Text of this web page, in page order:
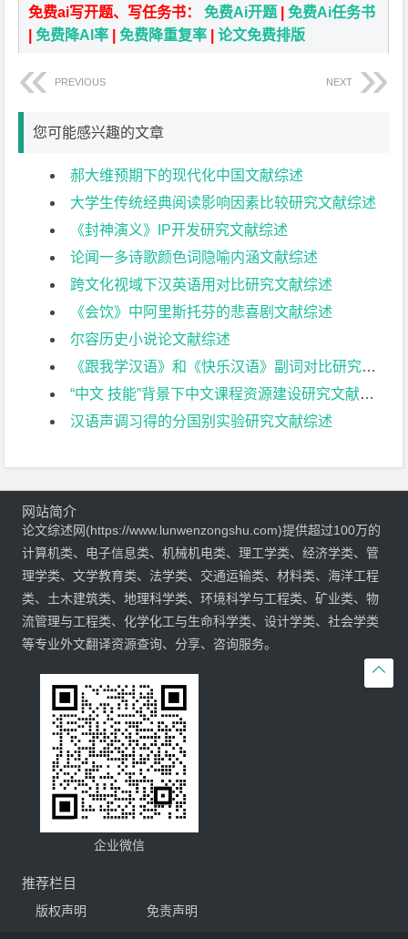
免费ai写开题、写任务书：免费Ai开题 |免费Ai任务书
|免费降AI率 |免费降重复率 |论文免费排版
PREVIOUS NEXT
您可能感兴趣的文章
郝大维预期下的现代化中国文献综述
大学生传统经典阅读影响因素比较研究文献综述
《封神演义》IP开发研究文献综述
论闻一多诗歌颜色词隐喻内涵文献综述
跨文化视域下汉英语用对比研究文献综述
《会饮》中阿里斯托芬的悲喜剧文献综述
尔容历史小说论文献综述
《跟我学汉语》和《快乐汉语》副词对比研究文献综述
“中文 技能”背景下中文课程资源建设研究文献综述
汉语声调习得的分国别实验研究文献综述

网站简介
论文综述网(https://www.lunwenzongshu.com)提供超过100万的
计算机类、电子信息类、机械机电类、理工学类、经济学类、管
理学类、文学教育类、法学类、交通运输类、材料类、海洋工程
类、土木建筑类、地理科学类、环境科学与工程类、矿业类、物
流管理与工程类、化学化工与生命科学类、设计学类、社会学类
等专业外文翻译资源查询、分享、咨询服务。
企业微信
推荐栏目
版权声明 免责声明